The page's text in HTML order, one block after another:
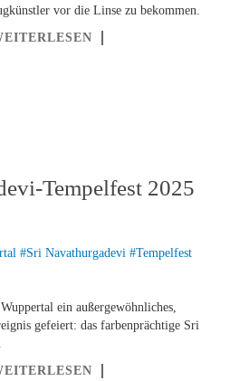
vor die Linse zu bekommen.
Tempelfest 2025
ein außergewöhnliches,
gefeiert: das farbenprächtige Sri